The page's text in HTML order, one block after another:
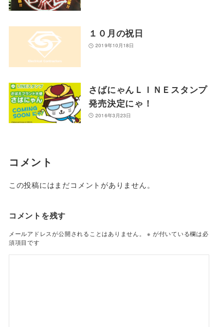
１０月の祝日
2019年10月18日
さばにゃんＬＩＮＥスタンプ
発売決定にゃ！
2016年3月23日
コメント
この投稿にはまだコメントがありません。
コメントを残す
メールアドレスが公開されることはありません。 ※ が付いている欄は必
須項目です